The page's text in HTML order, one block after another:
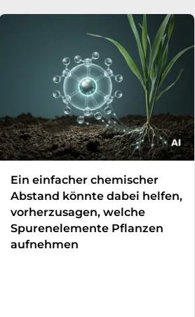
Ein einfacher chemischer
Abstand könnte dabei helfen,
vorherzusagen, welche
Spurenelemente Pflanzen
aufnehmen